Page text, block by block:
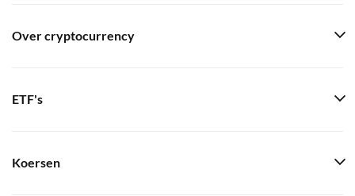
Over cryptocurrency
ETF's
Koersen